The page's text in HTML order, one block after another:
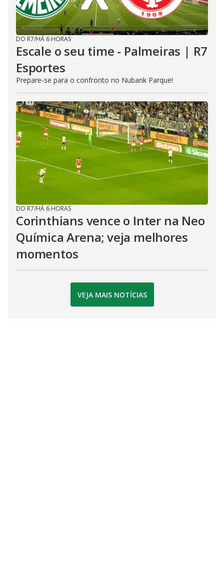
DO R7/HÁ 6 HORAS
Escale o seu time - Palmeiras | R7
Esportes
Prepare-se para o confronto no Nubank Parque!
DO R7/HÁ 6 HORAS
Corinthians vence o Inter na Neo
Química Arena; veja melhores
momentos
VEJA MAIS NOTÍCIAS